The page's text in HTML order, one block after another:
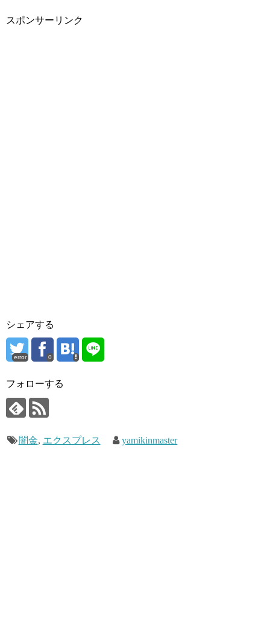
スポンサーリンク
シェアする
error 0
フォローする
闇金, エクスプレス yamikinmaster